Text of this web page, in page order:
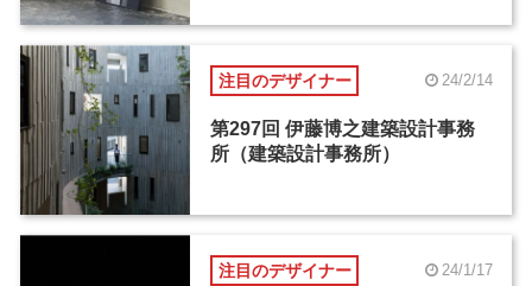
注目のデザイナー 24/2/14
第297回 伊藤博之建築設計事務
所（建築設計事務所）
注目のデザイナー 24/1/17